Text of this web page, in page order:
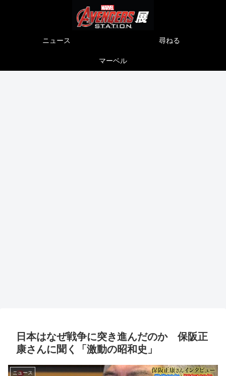
ニュース 尋ねる
マーベル
日本はなぜ戦争に突き進んだのか 保阪正
康さんに聞く「激動の昭和史」
ニュース